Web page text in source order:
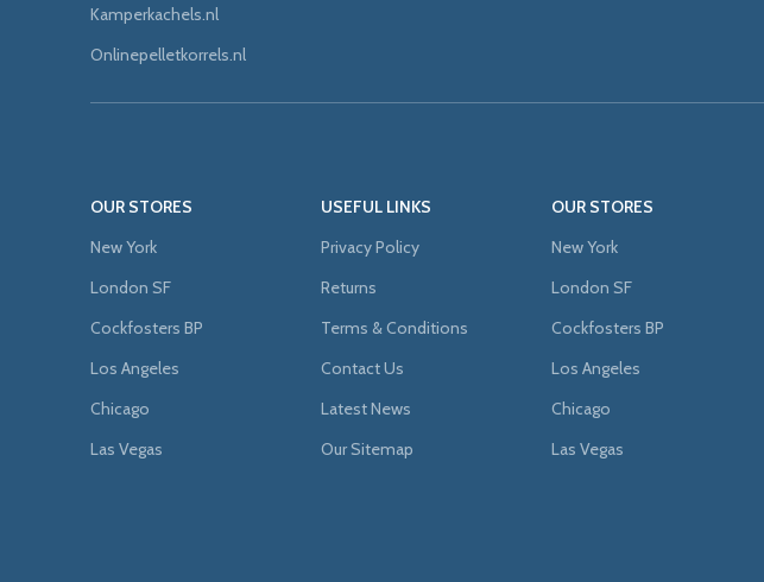
Kamperkachels.nl
Onlinepelletkorrels.nl
OUR STORES
New York
London SF
Cockfosters BP
Los Angeles
Chicago
Las Vegas
USEFUL LINKS
Privacy Policy
Returns
Terms & Conditions
Contact Us
Latest News
Our Sitemap
OUR STORES
New York
London SF
Cockfosters BP
Los Angeles
Chicago
Las Vegas